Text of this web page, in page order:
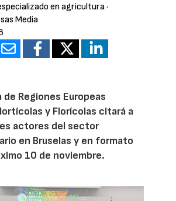
en agricultura·
Media
de Regiones Europeas
y Florícolas citará a
actores del sector
en Bruselas y en formato
10 de noviembre.